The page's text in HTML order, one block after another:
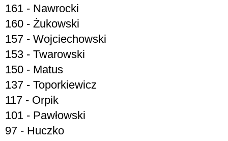
161 - Nawrocki
160 - Żukowski
157 - Wojciechowski
153 - Twarowski
150 - Matus
137 - Toporkiewicz
117 - Orpik
101 - Pawłowski
97 - Huczko